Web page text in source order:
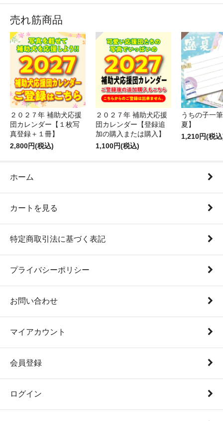
売れ筋商品
２０２７年 補助犬応援
団カレンダー【１枚写
真登録＋１冊】
2,800円(税込)
２０２７年 補助犬応援
団カレンダー【登録追
加の購入または購入】
1,100円(税込)
うちの子一
夏】
1,210円(税
ホーム
カートを見る
特定商取引法に基づく表記
プライバシーポリシー
お問い合わせ
マイアカウント
会員登録
ログイン